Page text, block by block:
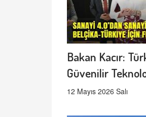
Bakan Kacır:
Güvenilir
12 Mayıs 2026 Salı